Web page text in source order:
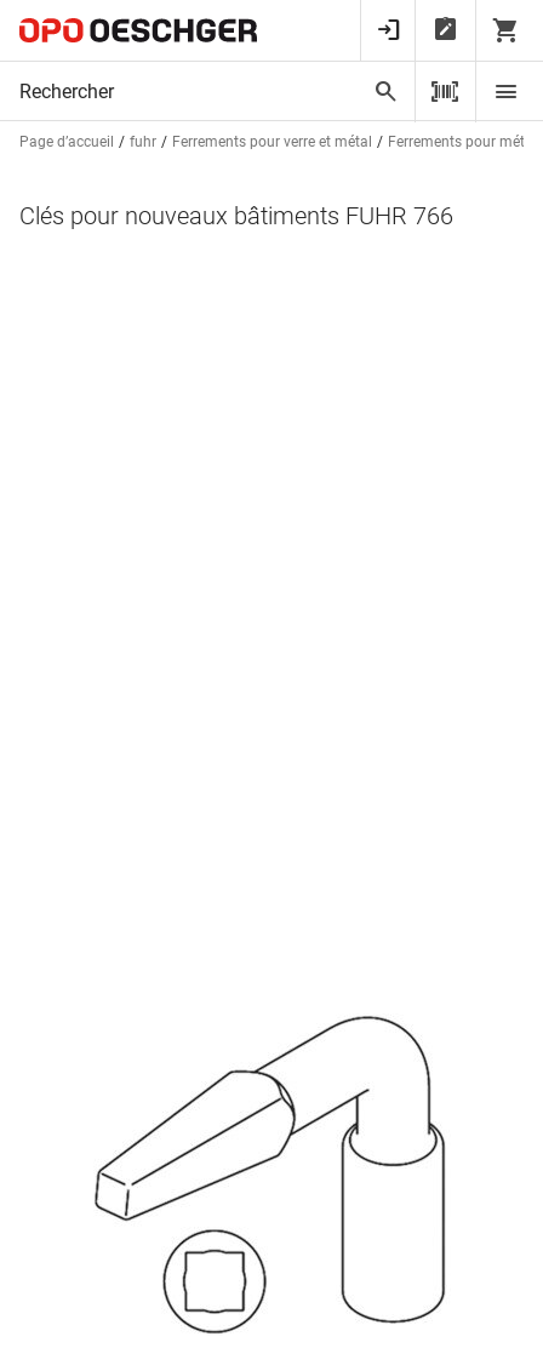
Page d’accueil fuhr Ferrements pour verre et métal Ferrements pour métal
Clés pour nouveaux bâtiments FUHR 766